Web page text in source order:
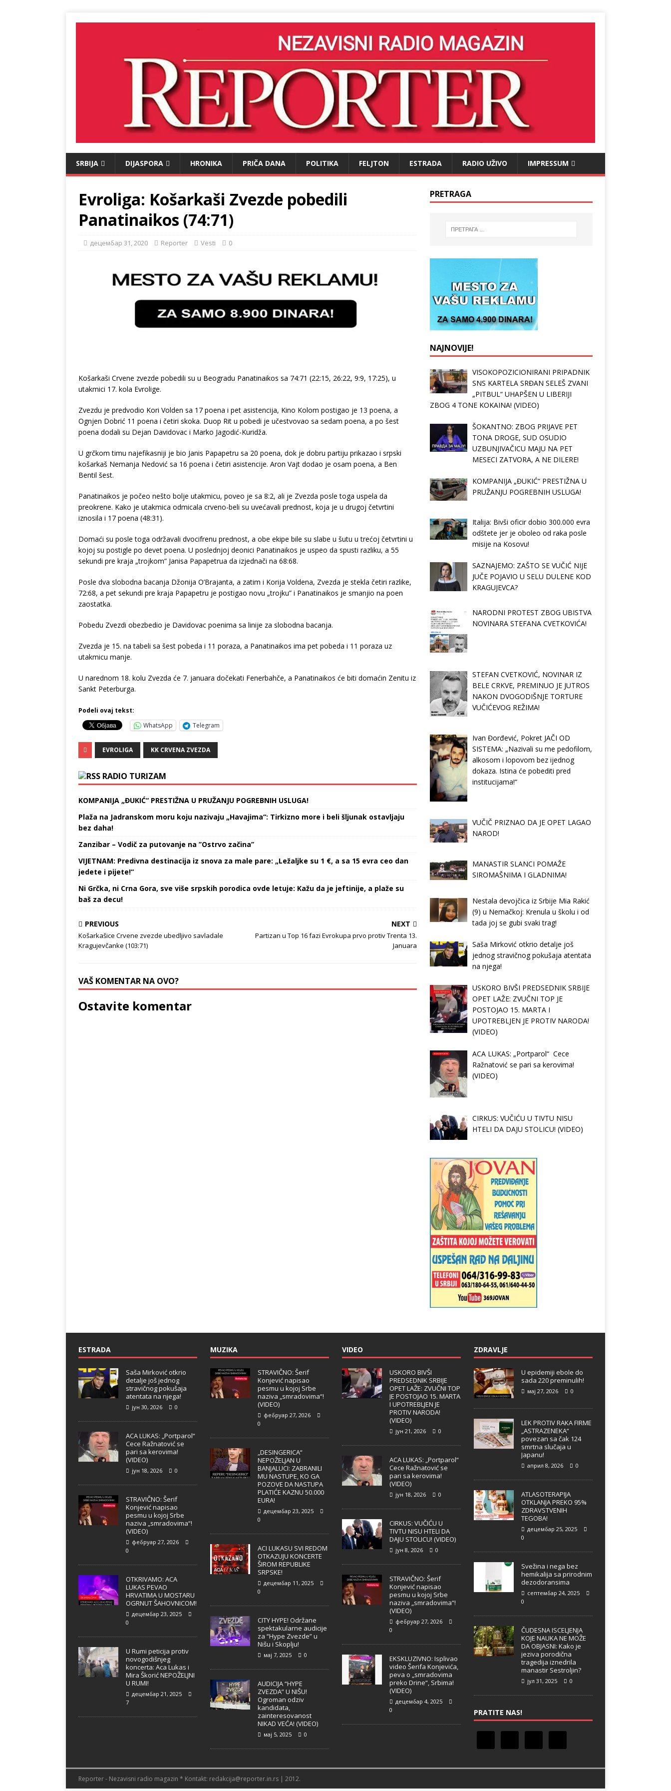
SRBIJA DIJASPORA HRONIKA PRIČA DANA POLITIKA FELJTON ESTRADA RADIO UŽIVO IMPRESSUM
Evroliga: Košarkaši Zvezde pobedili
Panatinaikos (74:71)
децембар 31, 2020 Reporter Vesti 0
Košarkaši Crvene zvezde pobedili su u Beogradu Panatinaikos sa 74:71 (22:15, 26:22, 9:9, 17:25), u
utakmici 17. kola Evrolige.
Zvezdu je predvodio Kori Volden sa 17 poena i pet asistencija, Kino Kolom postigao je 13 poena, a
Ognjen Dobrić 11 poena i četiri skoka. Duop Rit u pobedi je učestvovao sa sedam poena, a po šest
poena dodali su Dejan Davidovac i Marko Jagodić-Kuridža.
U grčkom timu najefikasniji je bio Janis Papapetru sa 20 poena, dok je dobru partiju prikazao i srpski
košarkaš Nemanja Nedović sa 16 poena i četiri asistencije. Aron Vajt dodao je osam poena, a Ben
Bentil šest.
Panatinaikos je počeo nešto bolje utakmicu, poveo je sa 8:2, ali je Zvezda posle toga uspela da
preokrene. Kako je utakmica odmicala crveno-beli su uvećavali prednost, koja je u drugoj četvrtini
iznosila i 17 poena (48:31).
Domaći su posle toga održavali dvocifrenu prednost, a obe ekipe bile su slabe u šutu u trećoj četvrtini u
kojoj su postigle po devet poena. U poslednjoj deonici Panatinaikos je uspeo da spusti razliku, a 55
sekundi pre kraja „trojkom” Janisa Papapetrua da izjednači na 68:68.
Posle dva slobodna bacanja Džonija O’Brajanta, a zatim i Korija Voldena, Zvezda je stekla četiri razlike,
72:68, a pet sekundi pre kraja Papapetru je postigao novu „trojku” i Panatinaikos je smanjio na poen
zaostatka.
Pobedu Zvezdi obezbedio je Davidovac poenima sa linije za slobodna bacanja.
Zvezda je 15. na tabeli sa šest pobeda i 11 poraza, a Panatinaikos ima pet pobeda i 11 poraza uz
utakmicu manje.
U narednom 18. kolu Zvezda će 7. januara dočekati Fenerbahče, a Panatinaikos će biti domaćin Zenitu iz
Sankt Peterburga.
Podeli ovaj tekst:
WhatsApp
Telegram
EVROLIGA KK CRVENA ZVEZDA
RADIO TURIZAM
KOMPANIJA „ĐUKIĆ“ PRESTIŽNA U PRUŽANJU POGREBNIH USLUGA!
Plaža na Jadranskom moru koju nazivaju „Havajima“: Tirkizno more i beli šljunak ostavljaju
bez daha!
Zanzibar – Vodič za putovanje na ’’Ostrvo začina’’
VIJETNAM: Predivna destinacija iz snova za male pare: „Ležaljke su 1 €, a sa 15 evra ceo dan
jedete i pijete!“
Ni Grčka, ni Crna Gora, sve više srpskih porodica ovde letuje: Kažu da je jeftinije, a plaže su
baš za decu!
PREVIOUS
Košarkašice Crvene zvezde ubedljivo savladale
Kragujevčanke (103:71)
NEXT
Partizan u Top 16 fazi Evrokupa prvo protiv Trenta 13.
Januara
VAŠ KOMENTAR NA OVO?
Ostavite komentar
PRETRAGA
NAJNOVIJE!
VISOKOPOZICIONIRANI PRIPADNIK
SNS KARTELA SRĐAN SELEŠ ZVANI
„PITBUL“ UHAPŠEN U LIBERIJI
ZBOG 4 TONE KOKAINA! (VIDEO)
ŠOKANTNO: ZBOG PRIJAVE PET
TONA DROGE, SUD OSUDIO
UZBUNJIVAČICU MAJU NA PET
MESECI ZATVORA, A NE DILERE!
KOMPANIJA „ĐUKIĆ“ PRESTIŽNA U
PRUŽANJU POGREBNIH USLUGA!
Italija: Bivši oficir dobio 300.000 evra
odštete jer je oboleo od raka posle
misije na Kosovu!
SAZNAJEMO: ZAŠTO SE VUČIĆ NIJE
JUČE POJAVIO U SELU DULENE KOD
KRAGUJEVCA?
NARODNI PROTEST ZBOG UBISTVA
NOVINARA STEFANA CVETKOVIĆA!
STEFAN CVETKOVIĆ, NOVINAR IZ
BELE CRKVE, PREMINUO JE JUTROS
NAKON DVOGODIŠNJE TORTURE
VUČIĆEVOG REŽIMA!
Ivan Đorđević, Pokret JAČI OD
SISTEMA: „Nazivali su me pedofilom,
alkosom i lopovom bez ijednog
dokaza. Istina će pobediti pred
institucijama!“
VUČIČ PRIZNAO DA JE OPET LAGAO
NAROD!
MANASTIR SLANCI POMAŽE
SIROMAŠNIMA I GLADNIMA!
Nestala devojčica iz Srbije Mia Rakić
(9) u Nemačkoj: Krenula u školu i od
tada joj se gubi svaki trag!
Saša Mirković otkrio detalje još
jednog stravičnog pokušaja atentata
na njega!
USKORO BIVŠI PREDSEDNIK SRBIJE
OPET LAŽE: ZVUČNI TOP JE
POSTOJAO 15. MARTA I
UPOTREBLJEN JE PROTIV NARODA!
(VIDEO)
ACA LUKAS: „Portparol“ Cece
Ražnatović se pari sa kerovima!
(VIDEO)
CIRKUS: VUČIĆU U TIVTU NISU
HTELI DA DAJU STOLICU! (VIDEO)
ESTRADA
Saša Mirković otkrio
detalje još jednog
stravičnog pokušaja
atentata na njega!
јун 30, 2026 0
ACA LUKAS: „Portparol“
Cece Ražnatović se
pari sa kerovima!
(VIDEO)
јун 18, 2026 0
STRAVIČNO: Šerif
Konjević napisao
pesmu u kojoj Srbe
naziva „smradovima“!
(VIDEO)
фебруар 27, 2026
0
OTKRIVAMO: ACA
LUKAS PEVAO
HRVATIMA U MOSTARU
OGRNUT ŠAHOVNICOM!
децембар 23, 2025
0
U Rumi peticija protiv
novogodišnjeg
koncerta: Aca Lukas i
Mira Škorić NEPOŽELJNI
U RUMI!
децембар 21, 2025
7
MUZIKA
STRAVIČNO: Šerif
Konjević napisao
pesmu u kojoj Srbe
naziva „smradovima“!
(VIDEO)
фебруар 27, 2026
0
„DESINGERICA“
NEPOŽELJAN U
BANJALUCI: ZABRANILI
MU NASTUPE, KO GA
POZOVE DA NASTUPA
PLATIĆE KAZNU 50.000
EURA!
децембар 23, 2025
0
ACI LUKASU SVI REDOM
OTKAZUJU KONCERTE
ŠIROM REPUBLIKE
SRPSKE!
децембар 11, 2025
0
CITY HYPE! Održane
spektakularne audicije
za “Hype Zvezde” u
Nišu i Skoplju!
мај 7, 2025 0
AUDICIJA “HYPE
ZVEZDA” U NIŠU!
Ogroman odziv
kandidata,
zainteresovanost
NIKAD VEĆA! (VIDEO)
мај 5, 2025 0
VIDEO
USKORO BIVŠI
PREDSEDNIK SRBIJE
OPET LAŽE: ZVUČNI TOP
JE POSTOJAO 15. MARTA
I UPOTREBLJEN JE
PROTIV NARODA!
(VIDEO)
јун 21, 2026 0
ACA LUKAS: „Portparol“
Cece Ražnatović se
pari sa kerovima!
(VIDEO)
јун 18, 2026 0
CIRKUS: VUČIĆU U
TIVTU NISU HTELI DA
DAJU STOLICU! (VIDEO)
јун 8, 2026 0
STRAVIČNO: Šerif
Konjević napisao
pesmu u kojoj Srbe
naziva „smradovima“!
(VIDEO)
фебруар 27, 2026
0
EKSKLUZIVNO: Isplivao
video Šerifa Konjevića,
peva o „smradovima
preko Drine“, Srbima!
(VIDEO)
децембар 4, 2025
0
ZDRAVLJE
U epidemiji ebole do
sada 220 preminulih!
мај 27, 2026 0
LEK PROTIV RAKA FIRME
„ASTRAZENEKA“
povezan sa čak 124
smrtna slučaja u
Japanu!
април 8, 2026 0
ATLASOTERAPIJA
OTKLANJA PREKO 95%
ZDRAVSTVENIH
TEGOBA!
децембар 25, 2025
0
Svežina i nega bez
hemikalija sa prirodnim
dezodoransima
септембар 24, 2025
0
ČUDESNA ISCELJENJA
KOJE NAUKA NE MOŽE
DA OBJASNI: Kako je
jeziva porodična
tragedija iznedrila
manastir Sestroljin?
јул 31, 2025 0
PRATITE NAS!
Reporter - Nezavisni radio magazin * Kontakt: redakcija@reporter.in.rs | 2012.